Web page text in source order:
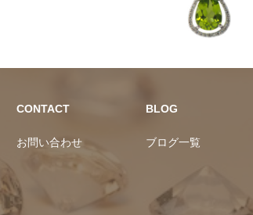
CONTACT
お問い合わせ
BLOG
ブログ一覧